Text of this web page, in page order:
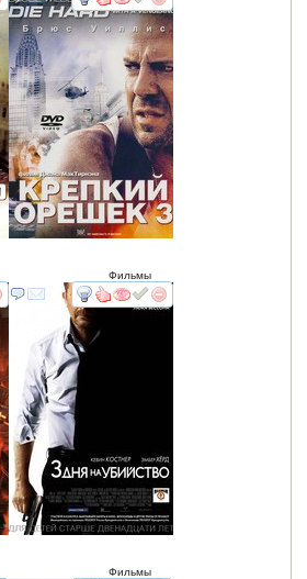
смотретьинтересует
Фильмы
смотретьинтересует
Фильмы